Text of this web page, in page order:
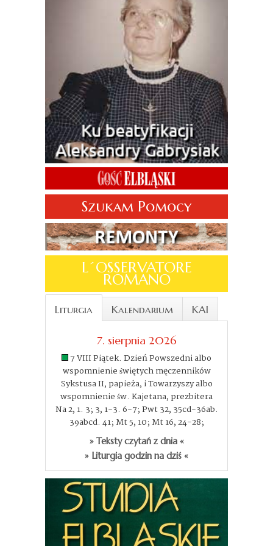
Szukam Pomocy
L´OSSERVATORE
ROMANO
Liturgia Kalendarium KAI
7. sierpnia 2026
7 VIII Piątek. Dzień Powszedni albo
wspomnienie świętych męczenników
Sykstusa II, papieża, i Towarzyszy albo
wspomnienie św. Kajetana, prezbitera
Na 2, 1. 3; 3, 1-3. 6-7; Pwt 32, 35cd-36ab.
39abcd. 41; Mt 5, 10; Mt 16, 24-28;
» Teksty czytań z dnia «
» Liturgia godzin na dziś «